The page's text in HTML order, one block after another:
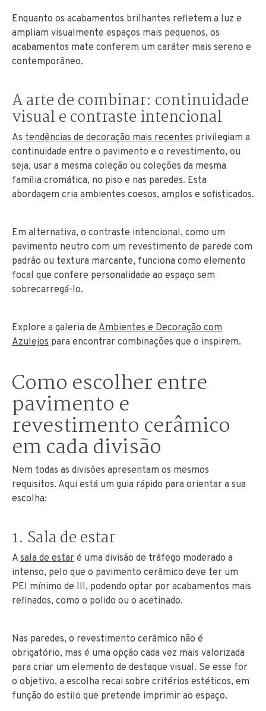
Enquanto os acabamentos brilhantes refletem a luz e
ampliam visualmente espaços mais pequenos, os
acabamentos mate conferem um caráter mais sereno e
contemporâneo.
A arte de combinar: continuidade
visual e contraste intencional
As tendências de decoração mais recentes privilegiam a
continuidade entre o pavimento e o revestimento, ou
seja, usar a mesma coleção ou coleções da mesma
família cromática, no piso e nas paredes. Esta
abordagem cria ambientes coesos, amplos e sofisticados.
Em alternativa, o contraste intencional, como um
pavimento neutro com um revestimento de parede com
padrão ou textura marcante, funciona como elemento
focal que confere personalidade ao espaço sem
sobrecarregá-lo.
Explore a galeria de Ambientes e Decoração com
Azulejos para encontrar combinações que o inspirem.
Como escolher entre
pavimento e
revestimento cerâmico
em cada divisão
Nem todas as divisões apresentam os mesmos
requisitos. Aqui está um guia rápido para orientar a sua
escolha:
1. Sala de estar
A sala de estar é uma divisão de tráfego moderado a
intenso, pelo que o pavimento cerâmico deve ter um
PEI mínimo de III, podendo optar por acabamentos mais
refinados, como o polido ou o acetinado.
Nas paredes, o revestimento cerâmico não é
obrigatório, mas é uma opção cada vez mais valorizada
para criar um elemento de destaque visual. Se esse for
o objetivo, a escolha recai sobre critérios estéticos, em
função do estilo que pretende imprimir ao espaço.